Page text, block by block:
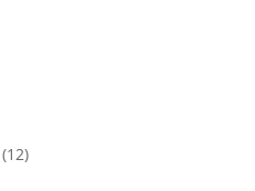
(12)